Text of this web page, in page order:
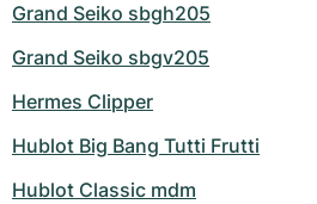
Grand Seiko sbgh205
Grand Seiko sbgv205
Hermes Clipper
Hublot Big Bang Tutti Frutti
Hublot Classic mdm